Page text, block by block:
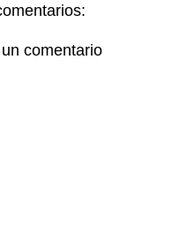
comentario